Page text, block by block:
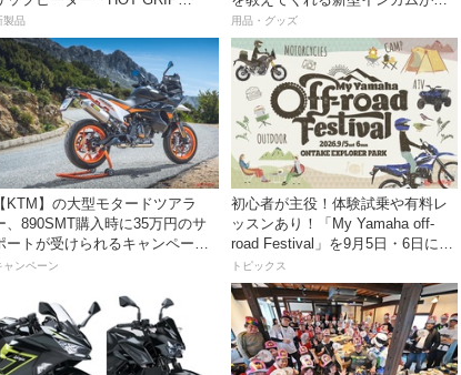
HEAT」が登場
製品
っちゃ便利な３つの理由【動画付
き】
用品・グッズ
【KTM】の大型モタードツアラ
、890SMT購入時に35万円のサ
ートが受けられるキャンペーン
実施中！
ャンペーン
初心者が主役！体験試乗や有料レ
ッスンあり！「My Yamaha off-
road Festival」を9月5日・6日にオ
ンタケエクスプローラーパークで
実施！
トピックス